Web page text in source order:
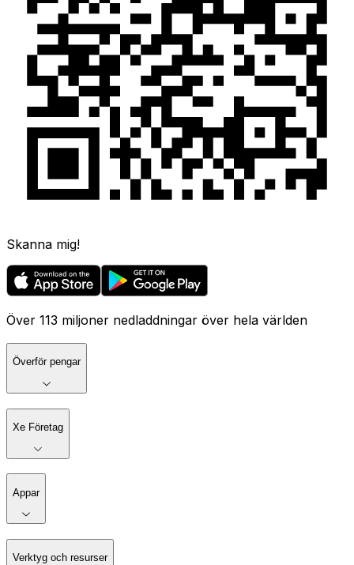
Skanna mig!
Över 113 miljoner nedladdningar över hela världen
Överför pengar
Xe Företag
Appar
Verktyg och resurser